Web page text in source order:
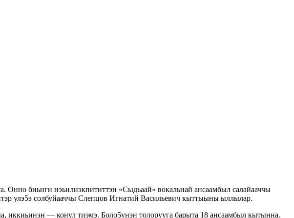
биьиги нэьилиэкпититтэн «Сыдьаай» вокальнай ансаамбыл салайааччы
улэ5э солбуйааччы Слепцов Игнатий Васильевич кыттыыны ыллылар.
иккиьинэн — конул тиэмэ. Боло5унэн толорууга барыта 18 ансаамбыл кытынна.